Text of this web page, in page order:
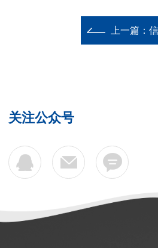
上一篇：
关注公众号